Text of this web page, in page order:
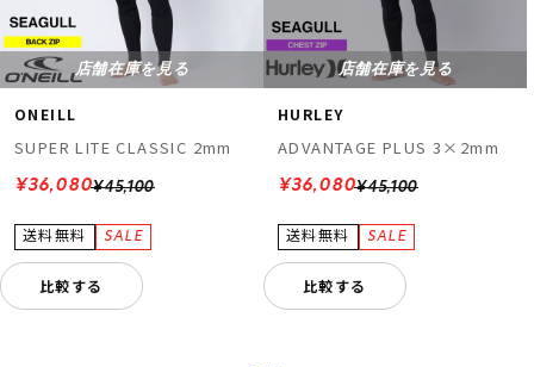
店舗在庫を見る
ONEILL
SUPER LITE CLASSIC 2mm
¥45,100
¥36,080
比較する
店舗在庫を見る
HURLEY
ADVANTAGE PLUS 3×2mm
¥45,100
¥36,080
比較する